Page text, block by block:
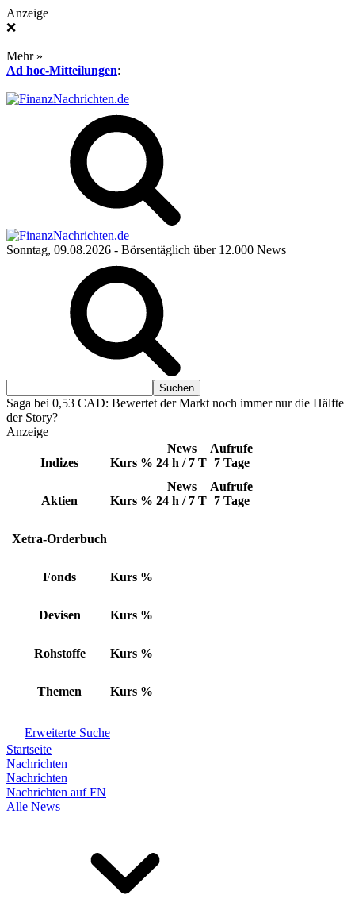
Anzeige
❌
Mehr »
Ad hoc-Mitteilungen:
Sonntag, 09.08.2026 - Börsentäglich über 12.000 News
Saga bei 0,53 CAD: Bewertet der Markt noch immer nur die Hälfte
der Story?
Anzeige
Indizes Kurs %
News
24 h / 7 T
Aufrufe
7 Tage
Aktien Kurs %
News
24 h / 7 T
Aufrufe
7 Tage
Xetra-Orderbuch
Fonds Kurs %
Devisen Kurs %
Rohstoffe Kurs %
Themen Kurs %
Erweiterte Suche
Startseite
Nachrichten
Nachrichten
Nachrichten auf FN
Alle News